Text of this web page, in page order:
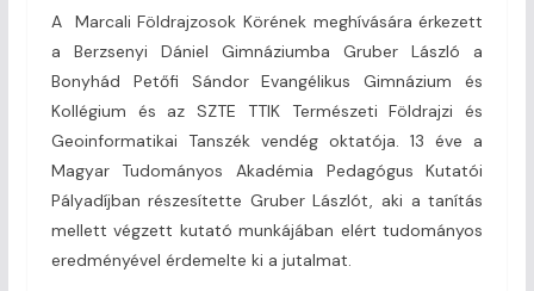
A Marcali Földrajzosok Körének meghívására érkezett
a Berzsenyi Dániel Gimnáziumba Gruber László a
Bonyhád Petőfi Sándor Evangélikus Gimnázium és
Kollégium és az SZTE TTIK Természeti Földrajzi és
Geoinformatikai Tanszék vendég oktatója. 13 éve a
Magyar Tudományos Akadémia Pedagógus Kutatói
Pályadíjban részesítette Gruber Lászlót, aki a tanítás
mellett végzett kutató munkájában elért tudományos
eredményével érdemelte ki a jutalmat.